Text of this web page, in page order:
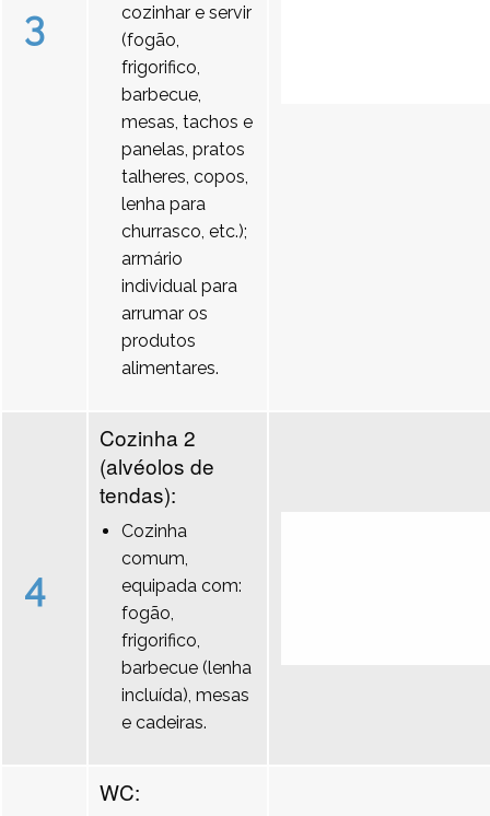
3
cozinhar e servir
(fogão,
frigorifico,
barbecue,
mesas, tachos e
panelas, pratos
talheres, copos,
lenha para
churrasco, etc.);
armário
individual para
arrumar os
produtos
alimentares.
4
Cozinha 2
(alvéolos de
tendas):
Cozinha
comum,
equipada com:
fogão,
frigorifico,
barbecue (lenha
incluída), mesas
e cadeiras.
WC: